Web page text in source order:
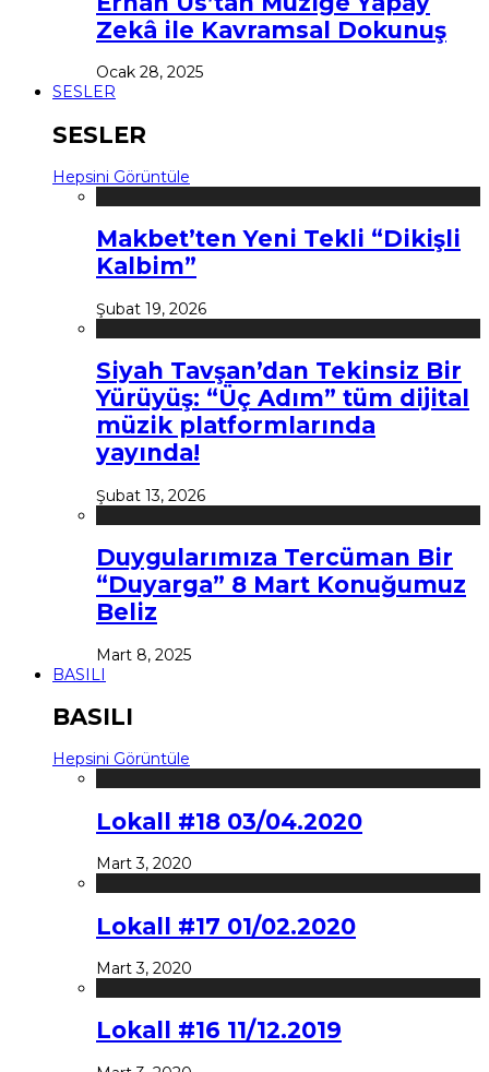
Zekâ ile Kavramsal Dokunuş
Ocak 28, 2025
SESLER
SESLER
Hepsini Görüntüle
Makbet’ten Yeni Tekli “Dikişli
Kalbim”
Şubat 19, 2026
Siyah Tavşan’dan Tekinsiz Bir
Yürüyüş: “Üç Adım” tüm dijital
müzik platformlarında
yayında!
Şubat 13, 2026
Duygularımıza Tercüman Bir
“Duyarga” 8 Mart Konuğumuz
Beliz
Mart 8, 2025
BASILI
BASILI
Hepsini Görüntüle
Lokall #18 03/04.2020
Mart 3, 2020
Lokall #17 01/02.2020
Mart 3, 2020
Lokall #16 11/12.2019